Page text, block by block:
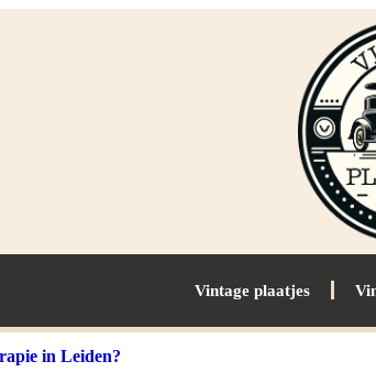
Vintage plaatjes
in Leiden?